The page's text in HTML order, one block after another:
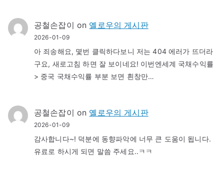
공철손잡이 on 옐로우의 게시판
2026-01-09
아 죄송해요, 몇번 클릭하다보니 저는 404 에러가 뜨더라
구요, 새로고침 하면 잘 보이네요! 이번엔세계 국채수익률
> 중국 국채수익률 부분 보면 흰창만…
공철손잡이 on 옐로우의 게시판
2026-01-09
감사합니다~! 덕분에 동향파악에 너무 큰 도움이 됩니다.
유료로 하시게 되면 말씀 주세요..ㅋㅋ